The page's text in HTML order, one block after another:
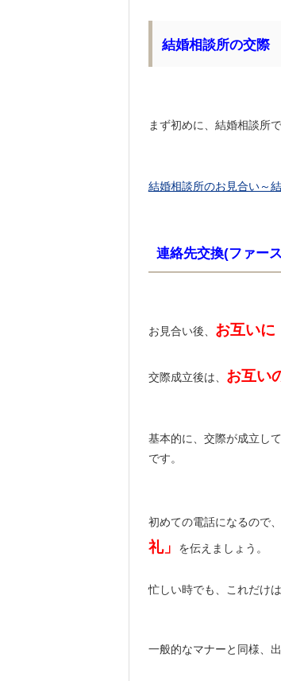
結婚相談所の交際
まず初めに、結婚相談所
結婚相談所のお見合い～
連絡先交換(ファー
お見合い後、 お互いに
交際成立後は、 お互い
基本的に、交際が成立し
です。
初めての電話になるので
礼」
を伝えましょう。
忙しい時でも、これだけ
一般的なマナーと同様、